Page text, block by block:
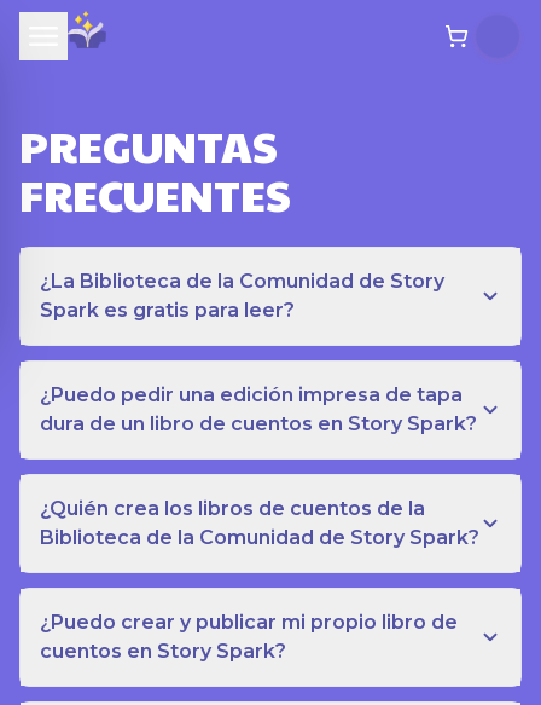
PREGUNTAS
FRECUENTES
¿La Biblioteca de la Comunidad de Story
Spark es gratis para leer?
¿Puedo pedir una edición impresa de tapa
dura de un libro de cuentos en Story Spark?
¿Quién crea los libros de cuentos de la
Biblioteca de la Comunidad de Story Spark?
¿Puedo crear y publicar mi propio libro de
cuentos en Story Spark?